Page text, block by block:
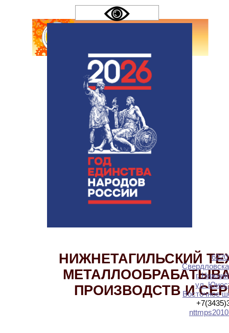
НИЖНЕТАГИЛЬСКИЙ
ПРОИЗВОДСТВ И
г.
ул.
Восточное